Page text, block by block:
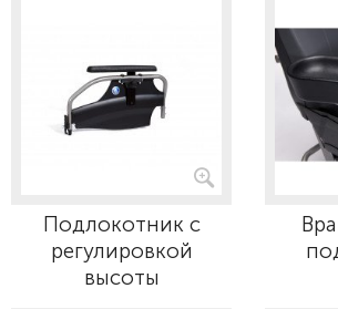
Подлокотник с
регулировкой
высоты